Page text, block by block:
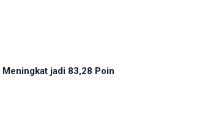
Meningkat jadi 83,28 Poin